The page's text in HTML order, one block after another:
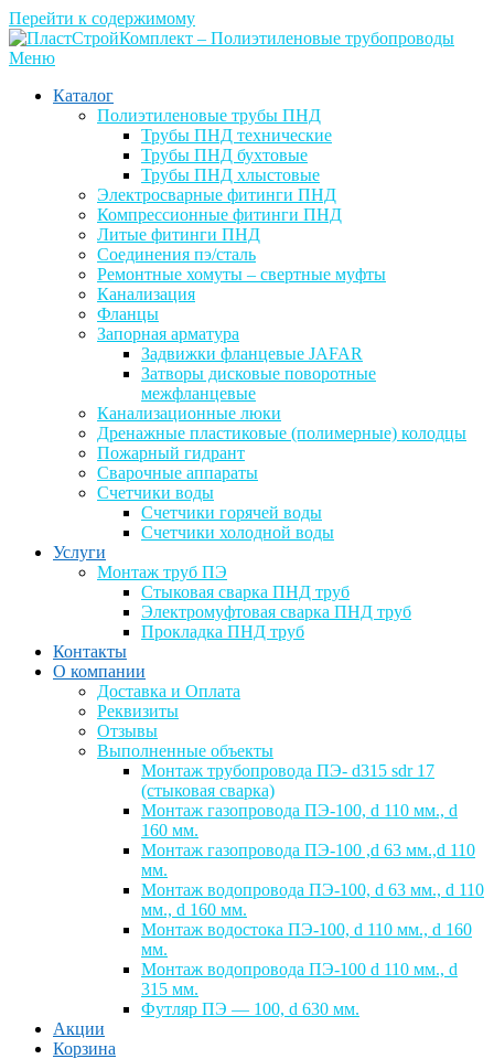
Перейти к содержимому
Меню
Каталог
Полиэтиленовые трубы ПНД
Трубы ПНД технические
Трубы ПНД бухтовые
Трубы ПНД хлыстовые
Электросварные фитинги ПНД
Компрессионные фитинги ПНД
Литые фитинги ПНД
Соединения пэ/сталь
Ремонтные хомуты – свертные муфты
Канализация
Фланцы
Запорная арматура
Задвижки фланцевые JAFAR
Затворы дисковые поворотные
межфланцевые
Канализационные люки
Дренажные пластиковые (полимерные) колодцы
Пожарный гидрант
Сварочные аппараты
Счетчики воды
Счетчики горячей воды
Счетчики холодной воды
Услуги
Монтаж труб ПЭ
Стыковая сварка ПНД труб
Электромуфтовая сварка ПНД труб
Прокладка ПНД труб
Контакты
О компании
Доставка и Оплата
Реквизиты
Отзывы
Выполненные объекты
Монтаж трубопровода ПЭ- d315 sdr 17
(стыковая сварка)
Монтаж газопровода ПЭ-100, d 110 мм., d
160 мм.
Монтаж газопровода ПЭ-100 ,d 63 мм.,d 110
мм.
Монтаж водопровода ПЭ-100, d 63 мм., d 110
мм., d 160 мм.
Монтаж водостока ПЭ-100, d 110 мм., d 160
мм.
Монтаж водопровода ПЭ-100 d 110 мм., d
315 мм.
Футляр ПЭ — 100, d 630 мм.
Акции
Корзина